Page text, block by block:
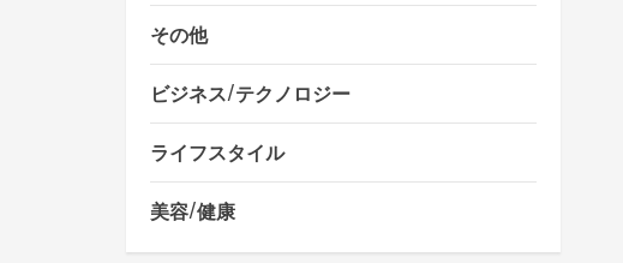
その他
ビジネス/テクノロジー
ライフスタイル
美容/健康